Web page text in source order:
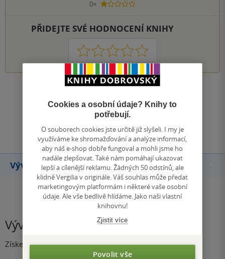
0× 1 hvezdička
PŘIDEJTE SVÉ HODNOCENÍ KNIHY
1 2 3 4 5
Přidat hodnocení
Vývoj ceny
Vývoj ceny
Získejte přehled o vývoji ceny za posledních 60 dní.
Cookies a osobní údaje? Knihy to
potřebují.
O souborech cookies jste určitě již slyšeli. I my je
využíváme ke shromažďování a analýze informací,
aby náš e-shop dobře fungoval a mohli jsme ho
nadále zlepšovat. Také nám pomáhají ukazovat
lepší a cílenější reklamu. Žádných 50 odstínů, ale
klidně Vergilia v originále. Váš souhlas může předat
marketingovým platformám i některé vaše osobní
údaje. Ale vše bedlivě hlídáme. Jako naši vlastní
knihovnu!
Zjistit více
Povolit vše